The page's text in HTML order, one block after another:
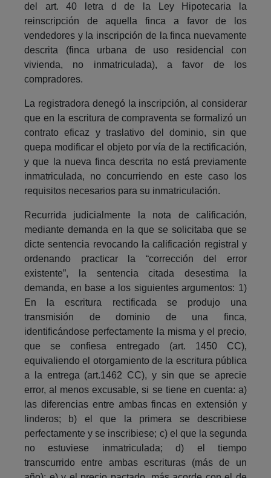
del art. 40 letra d de la Ley Hipotecaria la
reinscripción de aquella finca a favor de los
vendedores y la inscripción de la finca nuevamente
descrita (finca urbana de uso residencial con
vivienda, no inmatriculada), a favor de los
compradores.
La registradora denegó la inscripción, al considerar
que en la escritura de compraventa se formalizó un
contrato eficaz y traslativo del dominio, sin que
quepa modificar el objeto por vía de la rectificación,
y que la nueva finca descrita no está previamente
inmatriculada, no concurriendo en este caso los
requisitos necesarios para su inmatriculación.
Recurrida judicialmente la nota de calificación,
mediante demanda en la que se solicitaba que se
dicte sentencia revocando la calificación registral y
ordenando practicar la “corrección del error
existente”, la sentencia citada desestima la
demanda, en base a los siguientes argumentos: 1)
En la escritura rectificada se produjo una
transmisión de dominio de una finca,
identificándose perfectamente la misma y el precio,
que se confiesa entregado (art. 1450 CC),
equivaliendo el otorgamiento de la escritura pública
a la entrega (art.1462 CC), y sin que se aprecie
error, al menos excusable, si se tiene en cuenta: a)
las diferencias entre ambas fincas en extensión y
linderos; b) el que la primera se describiese
perfectamente y se inscribiese; c) el que la segunda
no estuviese inmatriculada; d) el tiempo
transcurrido entre ambas escrituras (más de un